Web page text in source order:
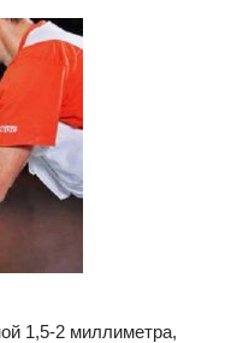
1,5-2 миллиметра,